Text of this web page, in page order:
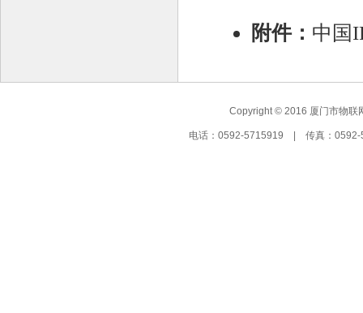
附件： 中国
Copyright © 2016 厦门市物
电话：0592-5715919 | 传真：0592-